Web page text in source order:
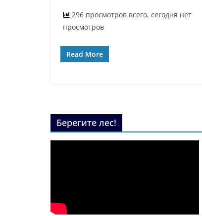
296 просмотров всего, сегодня нет
просмотров
Read More
Берегите лес!